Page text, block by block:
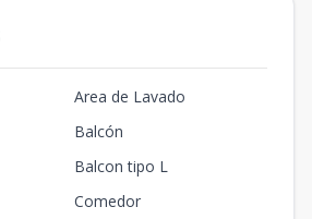
Area de Lavado
Balcón
Balcon tipo L
Comedor